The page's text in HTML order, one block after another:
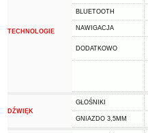
TECHNOLOGIE
BLUETOOTH
NAWIGACJA
DODATKOWO
DŹWIĘK
GŁOŚNIKI
GNIAZDO 3,5MM